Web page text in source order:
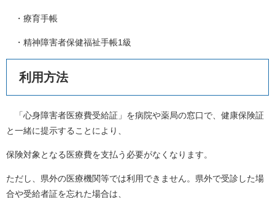
・療育手帳
・精神障害者保健福祉手帳1級
利用方法
「心身障害者医療費受給証」を病院や薬局の窓口で、健康保険証
と一緒に提示することにより、
保険対象となる医療費を支払う必要がなくなります。
ただし、県外の医療機関等では利用できません。県外で受診した場
合や受給者証を忘れた場合は、